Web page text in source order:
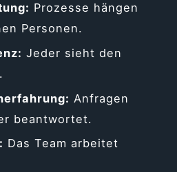
Prozesse hängen
Personen.
Jeder sieht den
Anfragen
beantwortet.
Das Team arbeitet